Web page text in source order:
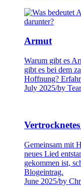
Armut
Warum gibt es
gibt es bei dem
Hoffnung?
July 2025/by
Gemeinsam mit
neues Lied
gekommen ist,
Blogeintrag.
June 2025/by